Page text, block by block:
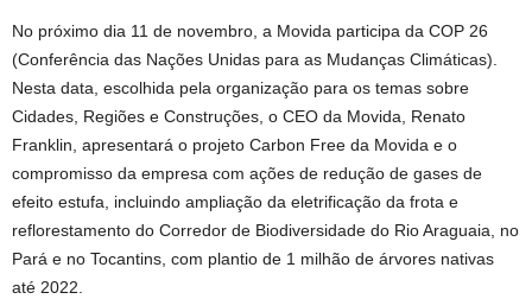
No próximo dia 11 de novembro, a Movida participa da COP 26
(Conferência das Nações Unidas para as Mudanças Climáticas).
Nesta data, escolhida pela organização para os temas sobre
Cidades, Regiões e Construções, o CEO da Movida, Renato
Franklin, apresentará o projeto Carbon Free da Movida e o
compromisso da empresa com ações de redução de gases de
efeito estufa, incluindo ampliação da eletrificação da frota e
reflorestamento do Corredor de Biodiversidade do Rio Araguaia, no
Pará e no Tocantins, com plantio de 1 milhão de árvores nativas
até 2022.